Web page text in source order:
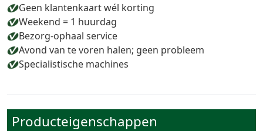
Geen klantenkaart wél korting
Weekend = 1 huurdag
Bezorg-ophaal service
Avond van te voren halen; geen probleem
Specialistische machines
Producteigenschappen